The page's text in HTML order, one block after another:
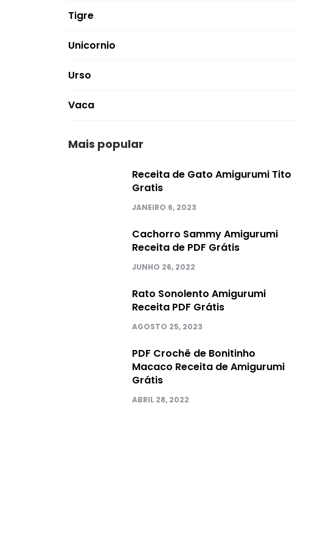
Tigre
Unicornio
Urso
Vaca
Mais popular
Receita de Gato Amigurumi Tito
Gratis
JANEIRO 6, 2023
Cachorro Sammy Amigurumi
Receita de PDF Grátis
JUNHO 26, 2022
Rato Sonolento Amigurumi
Receita PDF Grátis
AGOSTO 25, 2023
PDF Crochê de Bonitinho
Macaco Receita de Amigurumi
Grátis
ABRIL 28, 2022